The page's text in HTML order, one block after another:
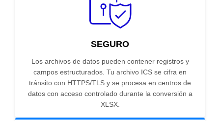
SEGURO
Los archivos de datos pueden contener registros y
campos estructurados. Tu archivo ICS se cifra en
tránsito con HTTPS/TLS y se procesa en centros de
datos con acceso controlado durante la conversión a
XLSX.